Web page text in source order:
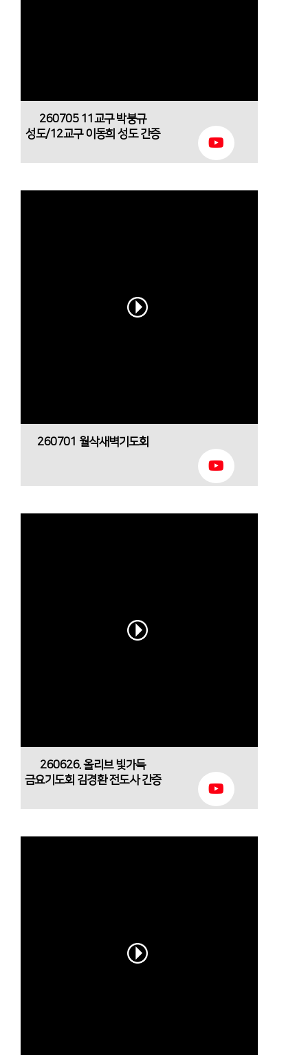
260705 11교구 박붕규
성도/12교구 이동희 성도 간증
260701 월삭새벽기도회
260626. 올리브 빛가득
금요기도회 김경환 전도사 간증